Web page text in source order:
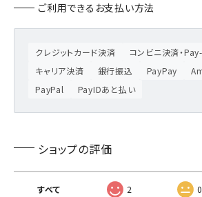
ご利用できるお支払い方法
クレジットカード決済
コンビニ決済・
キャリア決済
銀行振込 PayPay
PayPal
PayIDあと払い
ショップの評価
すべて 2 0